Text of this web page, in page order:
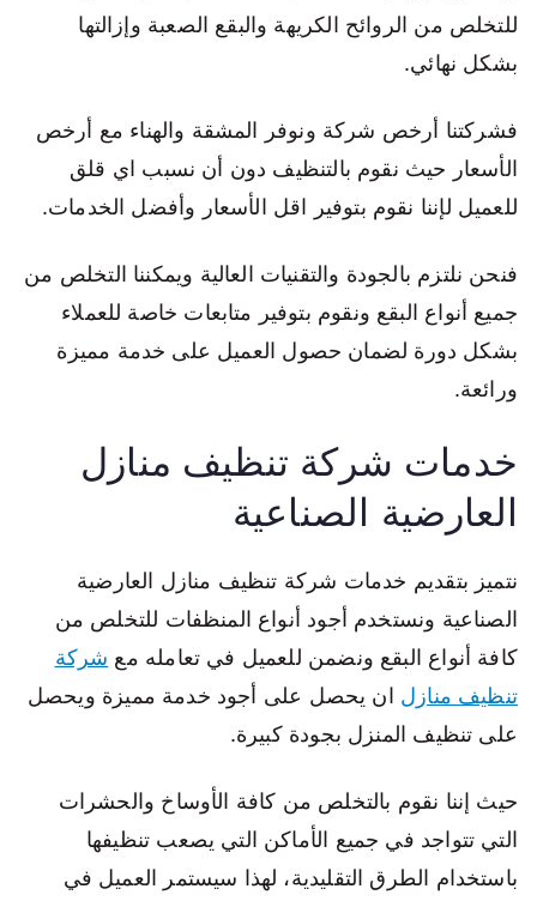
للتخلص من الروائح الكريهة والبقع الصعبة وإزالتها
بشكل نهائي.
فشركتنا أرخص شركة ونوفر المشقة والهناء مع أرخص
الأسعار حيث نقوم بالتنظيف دون أن نسبب اي قلق
للعميل لإننا نقوم بتوفير اقل الأسعار وأفضل الخدمات.
فنحن نلتزم بالجودة والتقنيات العالية ويمكننا التخلص من
جميع أنواع البقع ونقوم بتوفير متابعات خاصة للعملاء
بشكل دورة لضمان حصول العميل على خدمة مميزة
ورائعة.
خدمات شركة تنظيف منازل
العارضية الصناعية
نتميز بتقديم خدمات شركة تنظيف منازل العارضية
الصناعية ونستخدم أجود أنواع المنظفات للتخلص من
كافة أنواع البقع ونضمن للعميل في تعامله مع شركة
تنظيف منازل ان يحصل على أجود خدمة مميزة ويحصل
على تنظيف المنزل بجودة كبيرة.
حيث إننا نقوم بالتخلص من كافة الأوساخ والحشرات
التي تتواجد في جميع الأماكن التي يصعب تنظيفها
باستخدام الطرق التقليدية، لهذا سيستمر العميل في